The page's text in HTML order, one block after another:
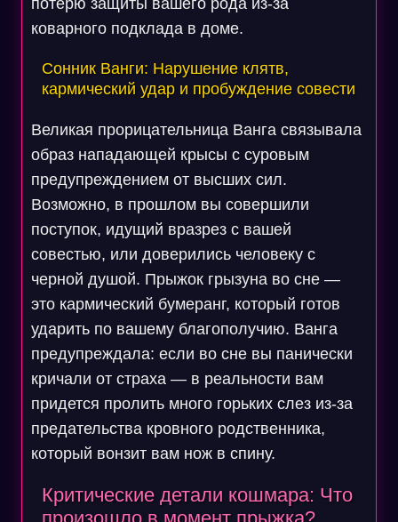
потерю защиты вашего рода из-за
коварного подклада в доме.
Сонник Ванги: Нарушение клятв,
кармический удар и пробуждение совести
Великая прорицательница Ванга связывала
образ нападающей крысы с суровым
предупреждением от высших сил.
Возможно, в прошлом вы совершили
поступок, идущий вразрез с вашей
совестью, или доверились человеку с
черной душой. Прыжок грызуна во сне —
это кармический бумеранг, который готов
ударить по вашему благополучию. Ванга
предупреждала: если во сне вы панически
кричали от страха — в реальности вам
придется пролить много горьких слез из-за
предательства кровного родственника,
который вонзит вам нож в спину.
Критические детали кошмара: Что